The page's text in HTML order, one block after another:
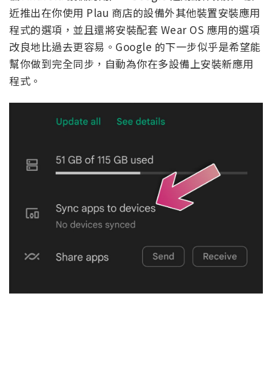
近推出在你使用 Plau 商店的設備外其他裝置安裝應用
程式的選項，並且還將安裝配套 Wear OS 應用的選項
改良地比過去更容易。Google 的下一步似乎是希望能
幫你做到完全同步，自動為你在多設備上安裝新應用
程式。